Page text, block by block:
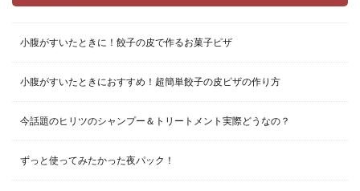
小腹がすいたときに！餃子の皮で作るお菓子ピザ
小腹がすいたときにおすすめ！超簡単餃子の皮ピザの作り方
今話題のヒリツのシャンプー＆トリートメント実際どうなの？
ずっと使ってみたかった夜パック！